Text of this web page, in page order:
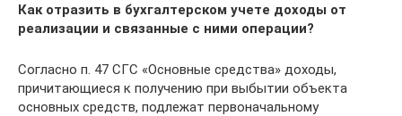
Как отразить в бухгалтерском учете доходы от
реализации и связанные с ними операции?
Согласно п. 47 СГС «Основные средства» доходы,
причитаю­щиеся к получению при выбытии объекта
основных средств, подлежат первоначальному